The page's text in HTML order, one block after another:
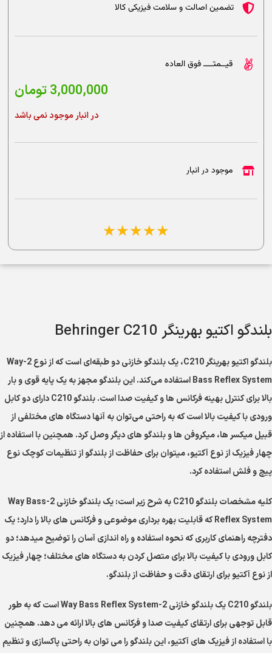
تضمین اصالت و سلامت فیزیکی کالا
قیــمتــــ فوق العاده
3,000,000تومان
در انبار موجود نمی باشد
موجود در انبار
☆
☆
☆
☆
☆
بلندگو اکتیو بهرینگر Behringer C210
بلندگو اکتیو بهرینگر C210، یک بلندگو خازنی دو طبقه‌ای است که از نوع 2-Way
Bass Reflex System استفاده می‌کند. این بلندگو مجهز به یک پایه قوی و بار
بالا برای کنترل بهینه فرکانس ها و کیفیت صدا است. بلندگو C210 دارای دو کابل
ورودی با کیفیت بالا است که به راحتی می‌توان به آنها دستگاه های مختلفی از
قبیل میکسر ها، میکروفن ها و بلندگو های دیگر وصل کرد. همچنین با استفاده از
چهار فیزیک از نوع آکتیو، میتوان برای حفاظت از بلندگو از تنظیمات کوچک نوع
پیچ و فلش استفاده کرد.
کلیه مشخصات بلندگو C210 به شرح زیر است: یک بلندگو خازنی 2-Way Bass
Reflex System که قابلیت بهره برداری موضوعی و فرکانس های بالا را دارد؛ یک
دفترچه راهنمای کاربری که نحوه استفاده و راه اندازی آسان را توضیح میدهد؛ دو
کابل ورودی با کیفیت بالا برای متصل کردن به دستگاه های مختلف؛ چهار فیزیک
از نوع آکتیو برای ارتقای دقت و حفاظت از بلندگو.
بلندگو C210 یک بلندگو خازنی 2-Way Bass Reflex System است که به طور
قابل توجهی برای ارتقای کیفیت صدا و فرکانس های بالا ارائه می دهد. همچنین
با استفاده از فیزیک های آکتیو، این بلندگو را می توان به راحتی پاکسازی و تنظیم